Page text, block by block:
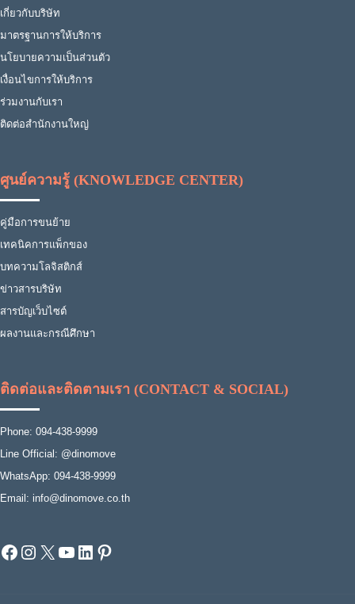
เกี่ยวกับบริษัท
มาตรฐานการให้บริการ
นโยบายความเป็นส่วนตัว
เงื่อนไขการให้บริการ
ร่วมงานกับเรา
ติดต่อสำนักงานใหญ่
ศูนย์ความรู้ (KNOWLEDGE CENTER)
คู่มือการขนย้าย
เทคนิคการแพ็กของ
บทความโลจิสติกส์
ข่าวสารบริษัท
สารบัญเว็บไซต์
ผลงานและกรณีศึกษา
ติดต่อและติดตามเรา (CONTACT & SOCIAL)
Phone: 094-438-9999
Line Official: @dinomove
WhatsApp: 094-438-9999
Email: info@dinomove.co.th
Facebook
Instagram
X YouTube
LinkedIn
Pinterest